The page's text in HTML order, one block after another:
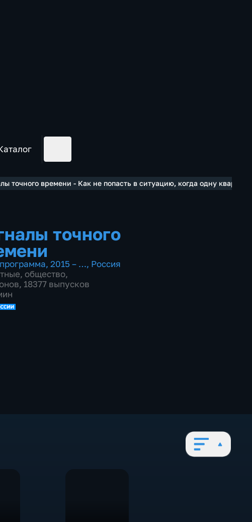
точного времени - Как не попасть в ситуацию, когда одну
точного
, 2015 – …, Россия
, общество,
18377 выпусков